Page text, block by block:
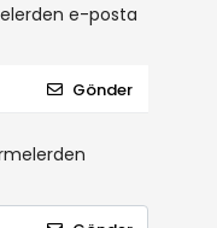
e-posta
Gönder